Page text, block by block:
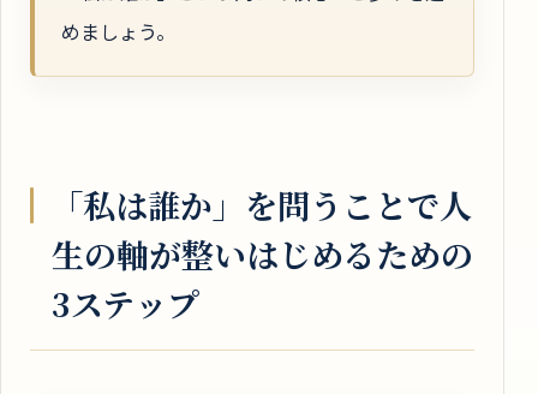
めましょう。
「私は誰か」を問うことで人
生の軸が整いはじめるための
3ステップ